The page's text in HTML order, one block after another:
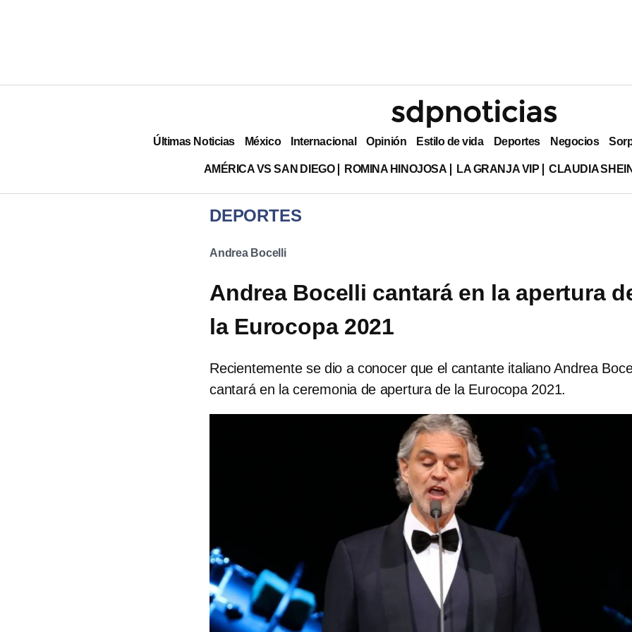
Últimas Noticias México Internacional Opinión Estilo de vida Deportes Negocios
AMÉRICA VS SAN DIEGO ROMINA HINOJOSA LA GRANJA VIP CLAUDIA
DEPORTES
Andrea Bocelli
Andrea Bocelli cantará en la apertura
la Eurocopa 2021
Recientemente se dio a conocer que el cantante italiano Andrea
cantará en la ceremonia de apertura de la Eurocopa 2021.